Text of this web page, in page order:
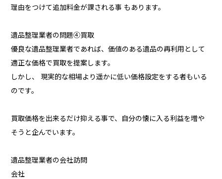
理由をつけて追加料金が課される事 もあります。
遺品整理業者の問題④買取
優良な遺品整理業者であれば、価値のある遺品の再利用として
適正な価格で買取を提案します。
しかし、 現実的な相場より遥かに低い価格設定をする者もいる
のです。
買取価格を出来るだけ抑える事で、自分の懐に入る利益を増や
そうと企んでいます。
遺品整理業者の会社訪問
会社